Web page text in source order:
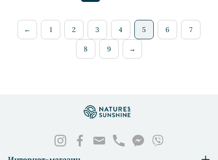
← 1 2 3 4 5 6 7
8 9 →